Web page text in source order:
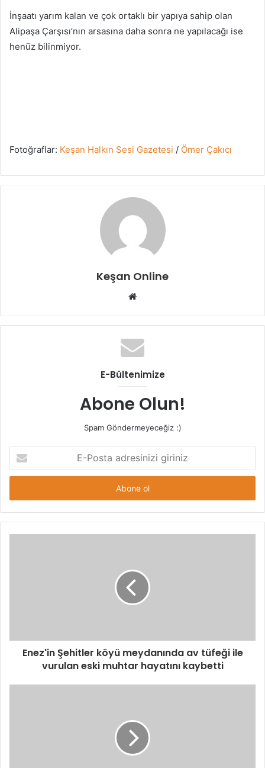
İnşaatı yarım kalan ve çok ortaklı bir yapıya sahip olan
Alipaşa Çarşısı’nın arsasına daha sonra ne yapılacağı ise
henüz bilinmiyor.
Fotoğraflar: Keşan Halkın Sesi Gazetesi / Ömer Çakıcı
Keşan Online
Web
E-Bültenimize
Abone Olun!
Spam Göndermeyeceğiz :)
Posta
adresinizi
Enez'in Şehitler köyü meydanında av tüfeği ile
vurulan eski muhtar hayatını kaybetti